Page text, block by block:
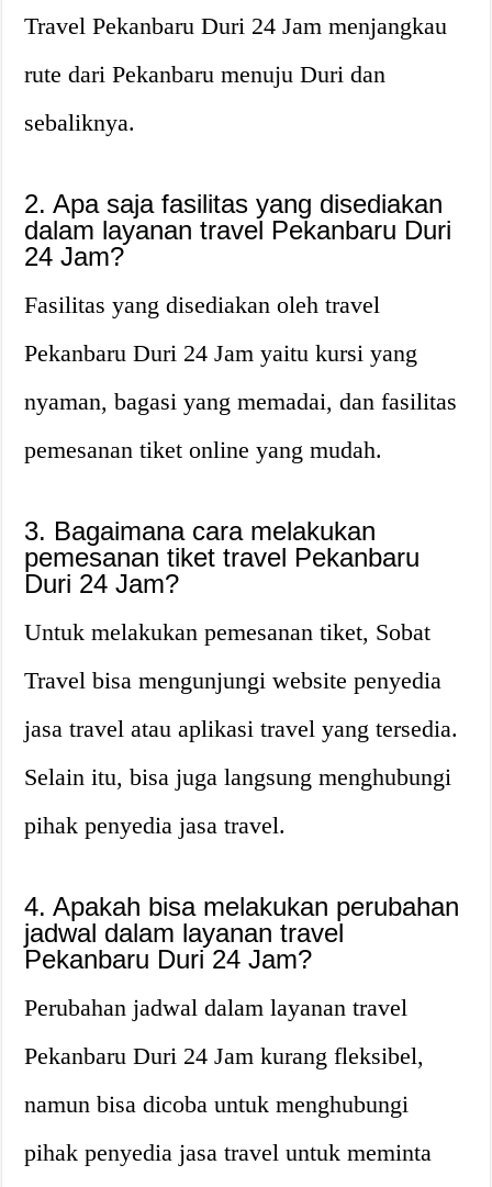
Travel Pekanbaru Duri 24 Jam menjangkau
rute dari Pekanbaru menuju Duri dan
sebaliknya.
2. Apa saja fasilitas yang disediakan
dalam layanan travel Pekanbaru Duri
24 Jam?
Fasilitas yang disediakan oleh travel
Pekanbaru Duri 24 Jam yaitu kursi yang
nyaman, bagasi yang memadai, dan fasilitas
pemesanan tiket online yang mudah.
3. Bagaimana cara melakukan
pemesanan tiket travel Pekanbaru
Duri 24 Jam?
Untuk melakukan pemesanan tiket, Sobat
Travel bisa mengunjungi website penyedia
jasa travel atau aplikasi travel yang tersedia.
Selain itu, bisa juga langsung menghubungi
pihak penyedia jasa travel.
4. Apakah bisa melakukan perubahan
jadwal dalam layanan travel
Pekanbaru Duri 24 Jam?
Perubahan jadwal dalam layanan travel
Pekanbaru Duri 24 Jam kurang fleksibel,
namun bisa dicoba untuk menghubungi
pihak penyedia jasa travel untuk meminta